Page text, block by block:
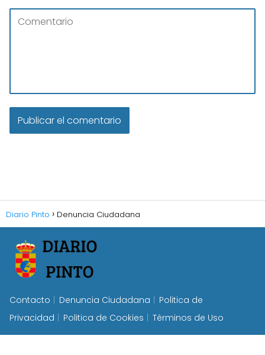
Diario Pinto Denuncia Ciudadana
Contacto Denuncia Ciudadana
Politica de
Privacidad
Politica de Cookies Términos de Uso